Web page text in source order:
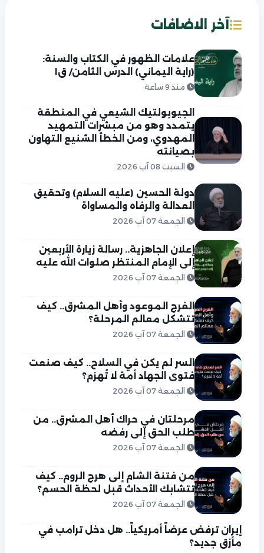
آخر الاضافات
علامات الظهور في الكتاب والسنة:
(راية اليماني) الدرس الثامن/ ق١
منذ 9 ساعة
الجيوبولتيك الشيعي في المنطقة
يتمدد وهو من مبشرات التمهيد
المهدوي، ومن الخطأ الشنيع التهاون
بصيانته
السبت 08 آب 2026
دولة الحسين (عليه السلام) وتحقيق
العدالة والرفاه والمساواة
الجمعة 07 آب 2026
إعلان الجاهزية.. رسالة زيارة الأربعين
إلى الإمام المنتظر صلوات الله عليه
الجمعة 07 آب 2026
الفرج الموعود وأهل المشرق.. كيف
تتشكل معالم المرحلة؟
الجمعة 07 آب 2026
السر لم يكن في السلاح.. كيف صنعت
فتوى الجهاد أمة لا تُهزم؟
الجمعة 07 آب 2026
مرحلتان في حراك أهل المشرق.. من
طلب الحق إلى رفضه
الجمعة 07 آب 2026
من فتنة الشام إلى هرج الروم.. كيف
تتشابك الأحداث قبل لحظة الحسم؟
الجمعة 07 آب 2026
إيران ترفض عرضاً أمريكياً.. هل دخل ترامب في
مأزق جديد؟